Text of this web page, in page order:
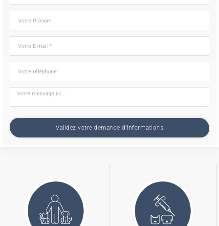
Validez votre demande d'informations